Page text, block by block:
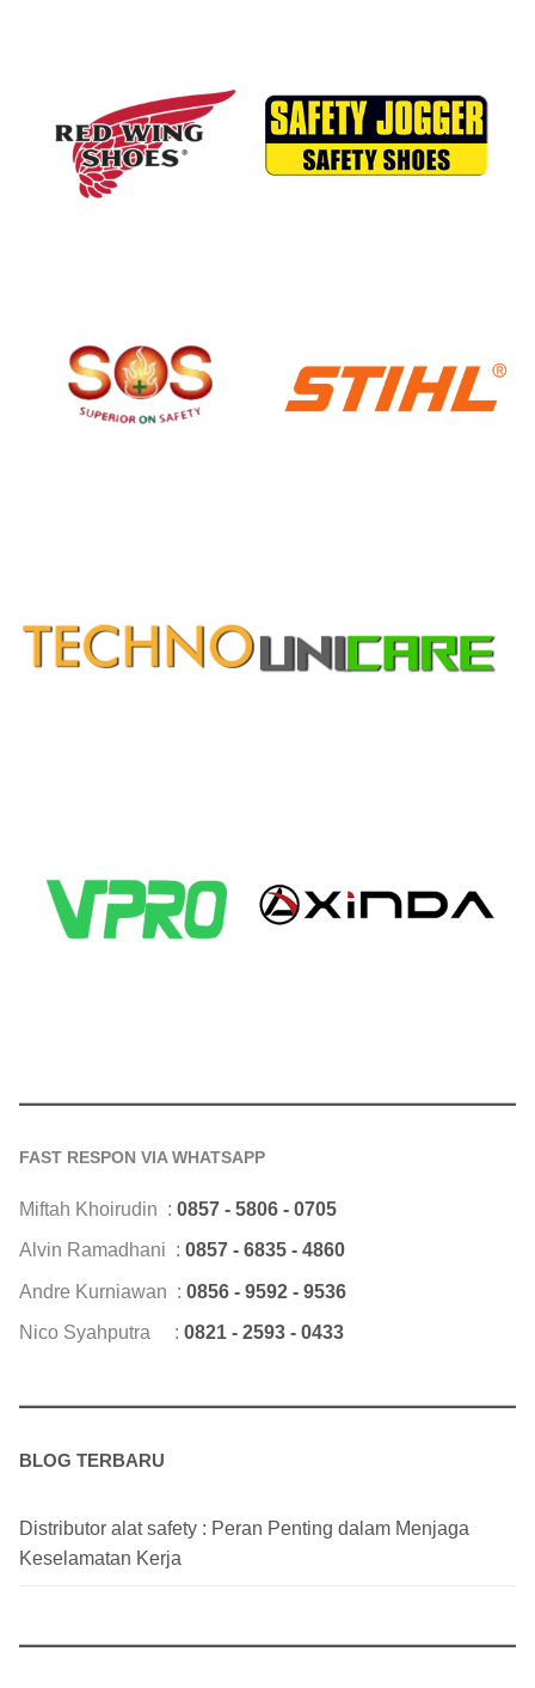
FAST RESPON VIA WHATSAPP
Miftah Khoirudin : 0857 - 5806 - 0705
Alvin Ramadhani : 0857 - 6835 - 4860
Andre Kurniawan : 0856 - 9592 - 9536
Nico Syahputra : 0821 - 2593 - 0433
BLOG TERBARU
Distributor alat safety : Peran Penting dalam Menjaga
Keselamatan Kerja